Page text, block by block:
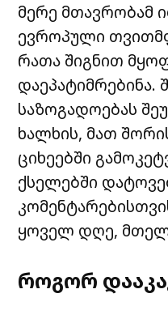
მერე მთავრობამ
ევროპული
რათა შიგნით
საზოგადოებას
ხალხის, მათ
ციხეებში
ქსელებში
ყოველ დღე, მთელ
როგორ